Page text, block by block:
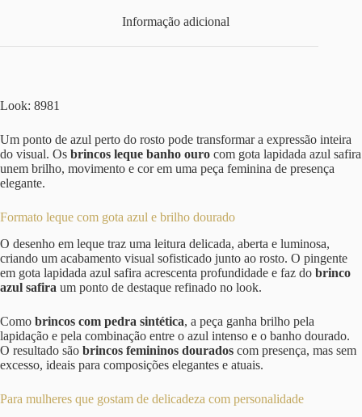
Informação adicional
Look: 8981
Um ponto de azul perto do rosto pode transformar a expressão inteira
do visual. Os brincos leque banho ouro com gota lapidada azul safira
unem brilho, movimento e cor em uma peça feminina de presença
elegante.
Formato leque com gota azul e brilho dourado
O desenho em leque traz uma leitura delicada, aberta e luminosa,
criando um acabamento visual sofisticado junto ao rosto. O pingente
em gota lapidada azul safira acrescenta profundidade e faz do brinco
azul safira um ponto de destaque refinado no look.
Como brincos com pedra sintética, a peça ganha brilho pela
lapidação e pela combinação entre o azul intenso e o banho dourado.
O resultado são brincos femininos dourados com presença, mas sem
excesso, ideais para composições elegantes e atuais.
Para mulheres que gostam de delicadeza com personalidade